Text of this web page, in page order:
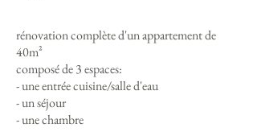
rénovation complète d'un appartement de
40m²
composé de 3 espaces:
- une entrée cuisine/salle d'eau
- un séjour
- une chambre